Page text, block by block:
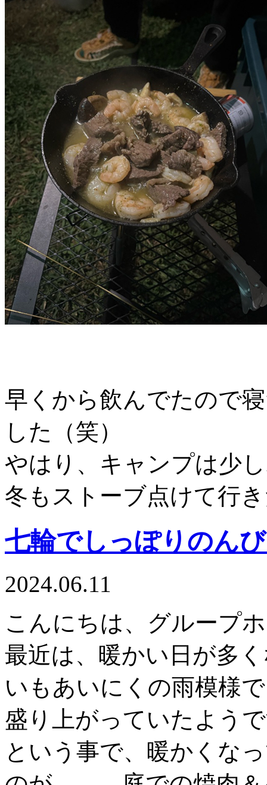
早くから飲んでたので
した（笑）
やはり、キャンプは少
冬もストーブ点けて行
七輪でしっぽりのん
2024.06.11
こんにちは、グループ
最近は、暖かい日が多
いもあいにくの雨模様
盛り上がっていたよう
という事で、暖かくな